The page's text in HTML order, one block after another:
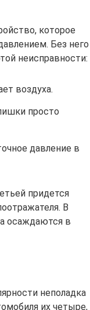
которое
Без него
неисправности:
воздуха.
просто
давление в
придется
В
осаждаются в
неполадка
их четыре,